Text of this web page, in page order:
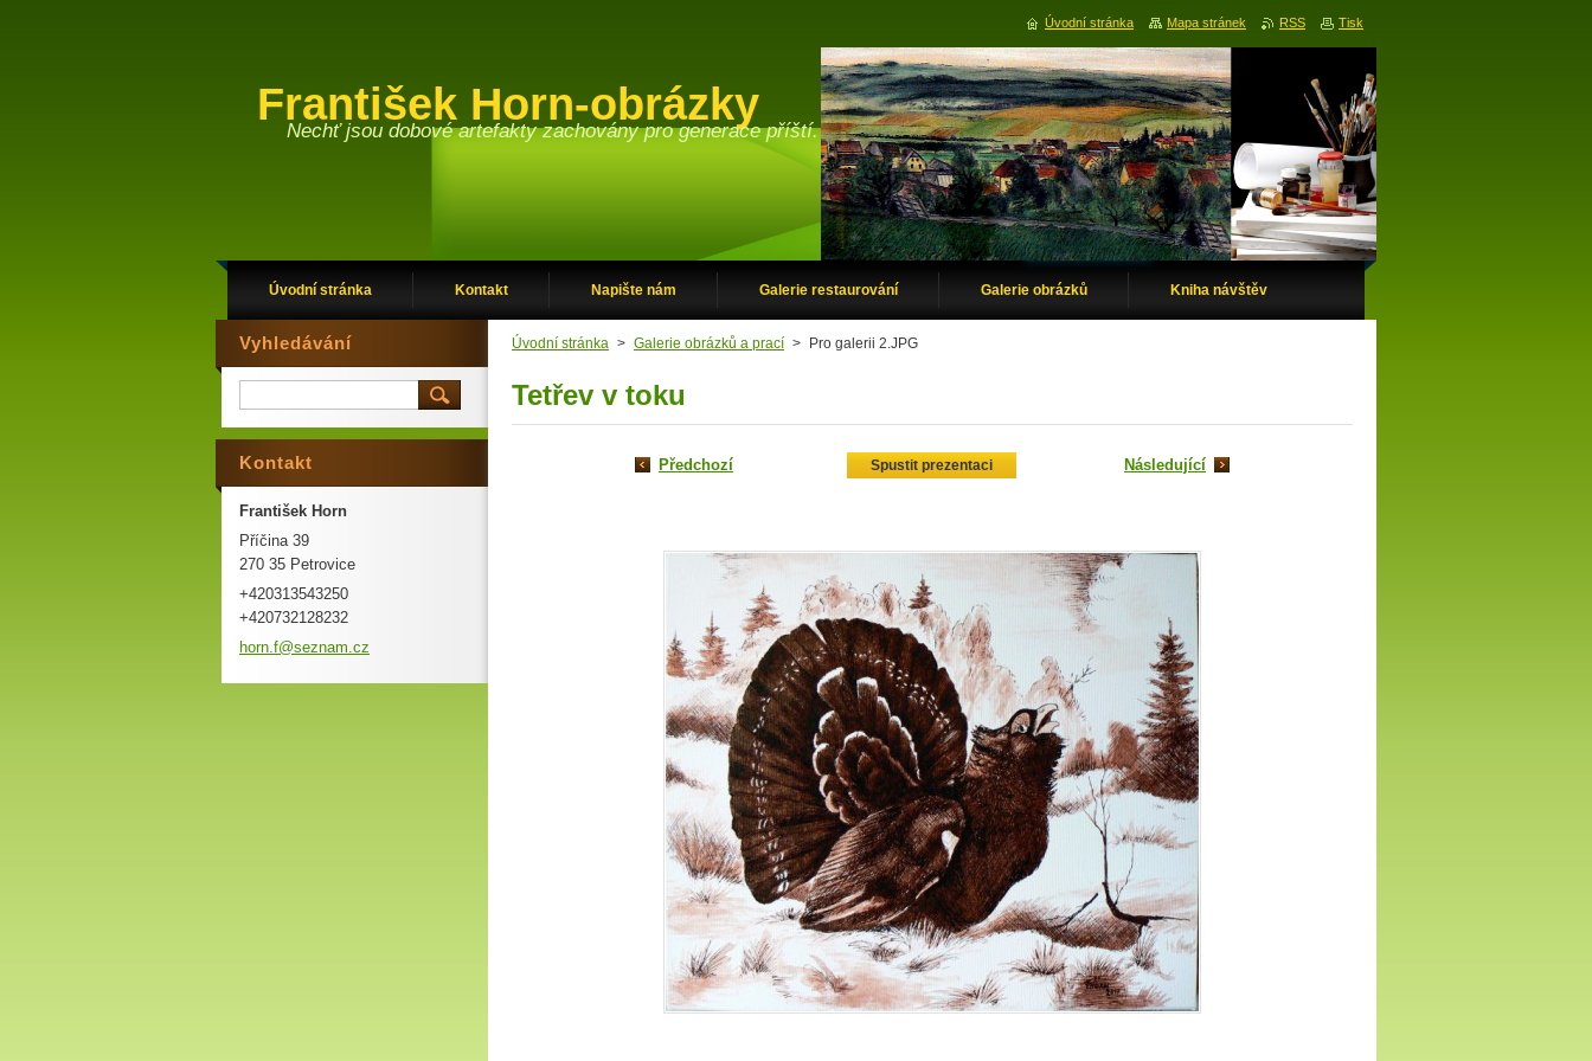
František Horn-obrázky
Nechť jsou dobové artefakty zachovány pro generace příští.
Úvodní stránka Kontakt Napište nám Galerie restaurování Galerie obrázků Kniha návštěv
Úvodní stránka > Galerie obrázků a prací > Pro galerii 2.JPG
Tetřev v toku
Předchozí Spustit prezentaci Následující
Vyhledávání
Kontakt
František Horn
Příčina 39
270 35 Petrovice
+420313543250
+420732128232
horn.f@seznam.cz
Úvodní stránka Mapa stránek RSS Tisk